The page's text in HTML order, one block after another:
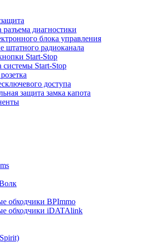
разъема диагностики
блока управления
штатного радиоканала
Start-Stop
системы Start-Stop
доступа
защита замка капота
обходчики BPImmo
обходчики iDATAlink